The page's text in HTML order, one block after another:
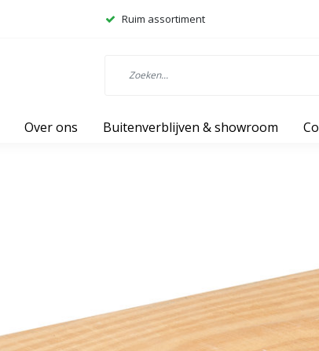
Ruim assortiment
Over ons Buitenverblijven & showroom